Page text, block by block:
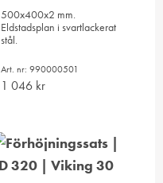
500x400x2 mm.
Eldstadsplan i svartlackerat
stål.
Art. nr: 990000501
1 046 kr